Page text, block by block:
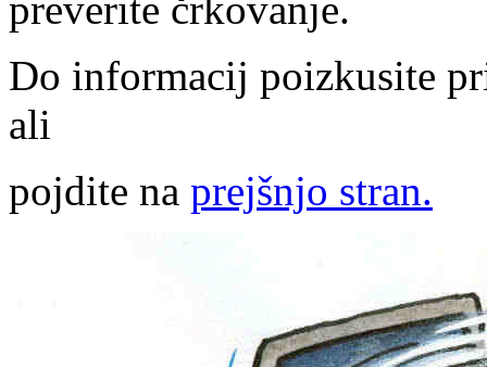
Do informacij poizkusite
ali
pojdite na prejšnjo stran.